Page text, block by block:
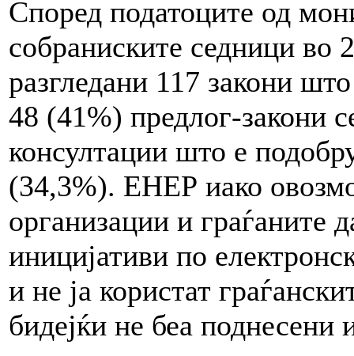
Според податоците од
собраниските седници во
разгледани 117 закони
48 (41%) предлог-закони
консултации што е
(34,3%). ЕНЕР иако
организации и граѓаните
иницијативи по
и не ја користат
бидејќи не беа